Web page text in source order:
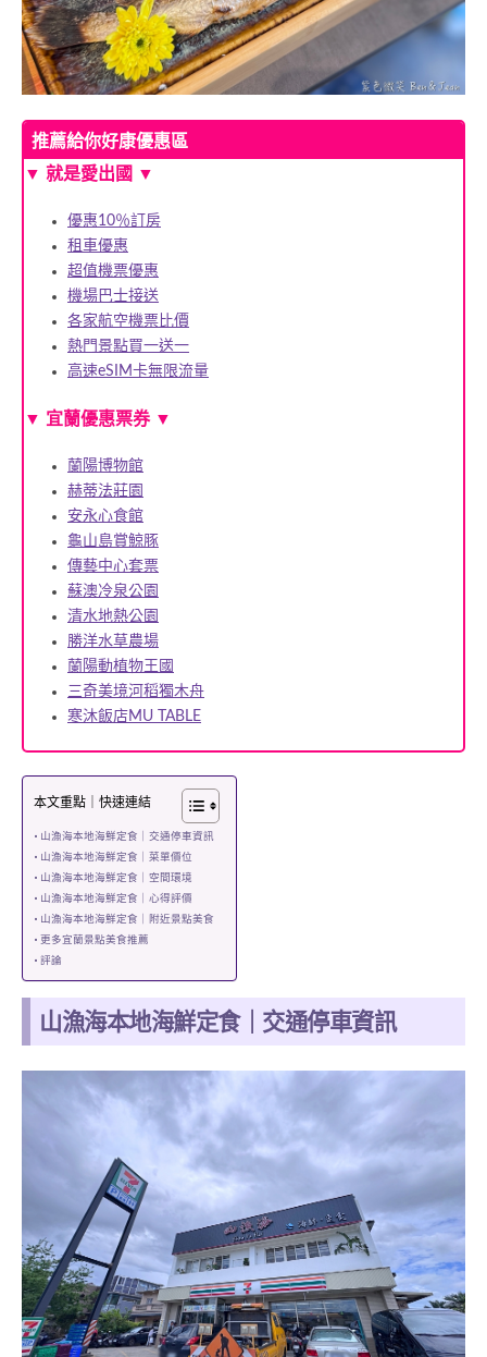
推薦給你好康優惠區
▼ 就是愛出國 ▼
優惠10％訂房
租車優惠
超值機票優惠
機場巴士接送
各家航空機票比價
熱門景點買一送一
高速eSIM卡無限流量
▼ 宜蘭優惠票券 ▼
蘭陽博物館
赫蒂法莊園
安永心食館
龜山島賞鯨豚
傳藝中心套票
蘇澳冷泉公園
清水地熱公園
勝洋水草農場
蘭陽動植物王國
三奇美境河稻獨木舟
寒沐飯店MU TABLE
本文重點｜快速連結
山漁海本地海鮮定食｜交通停車資訊
山漁海本地海鮮定食｜菜單價位
山漁海本地海鮮定食｜空間環境
山漁海本地海鮮定食｜心得評價
山漁海本地海鮮定食｜附近景點美食
更多宜蘭景點美食推薦
評論
山漁海本地海鮮定食｜交通停車資訊